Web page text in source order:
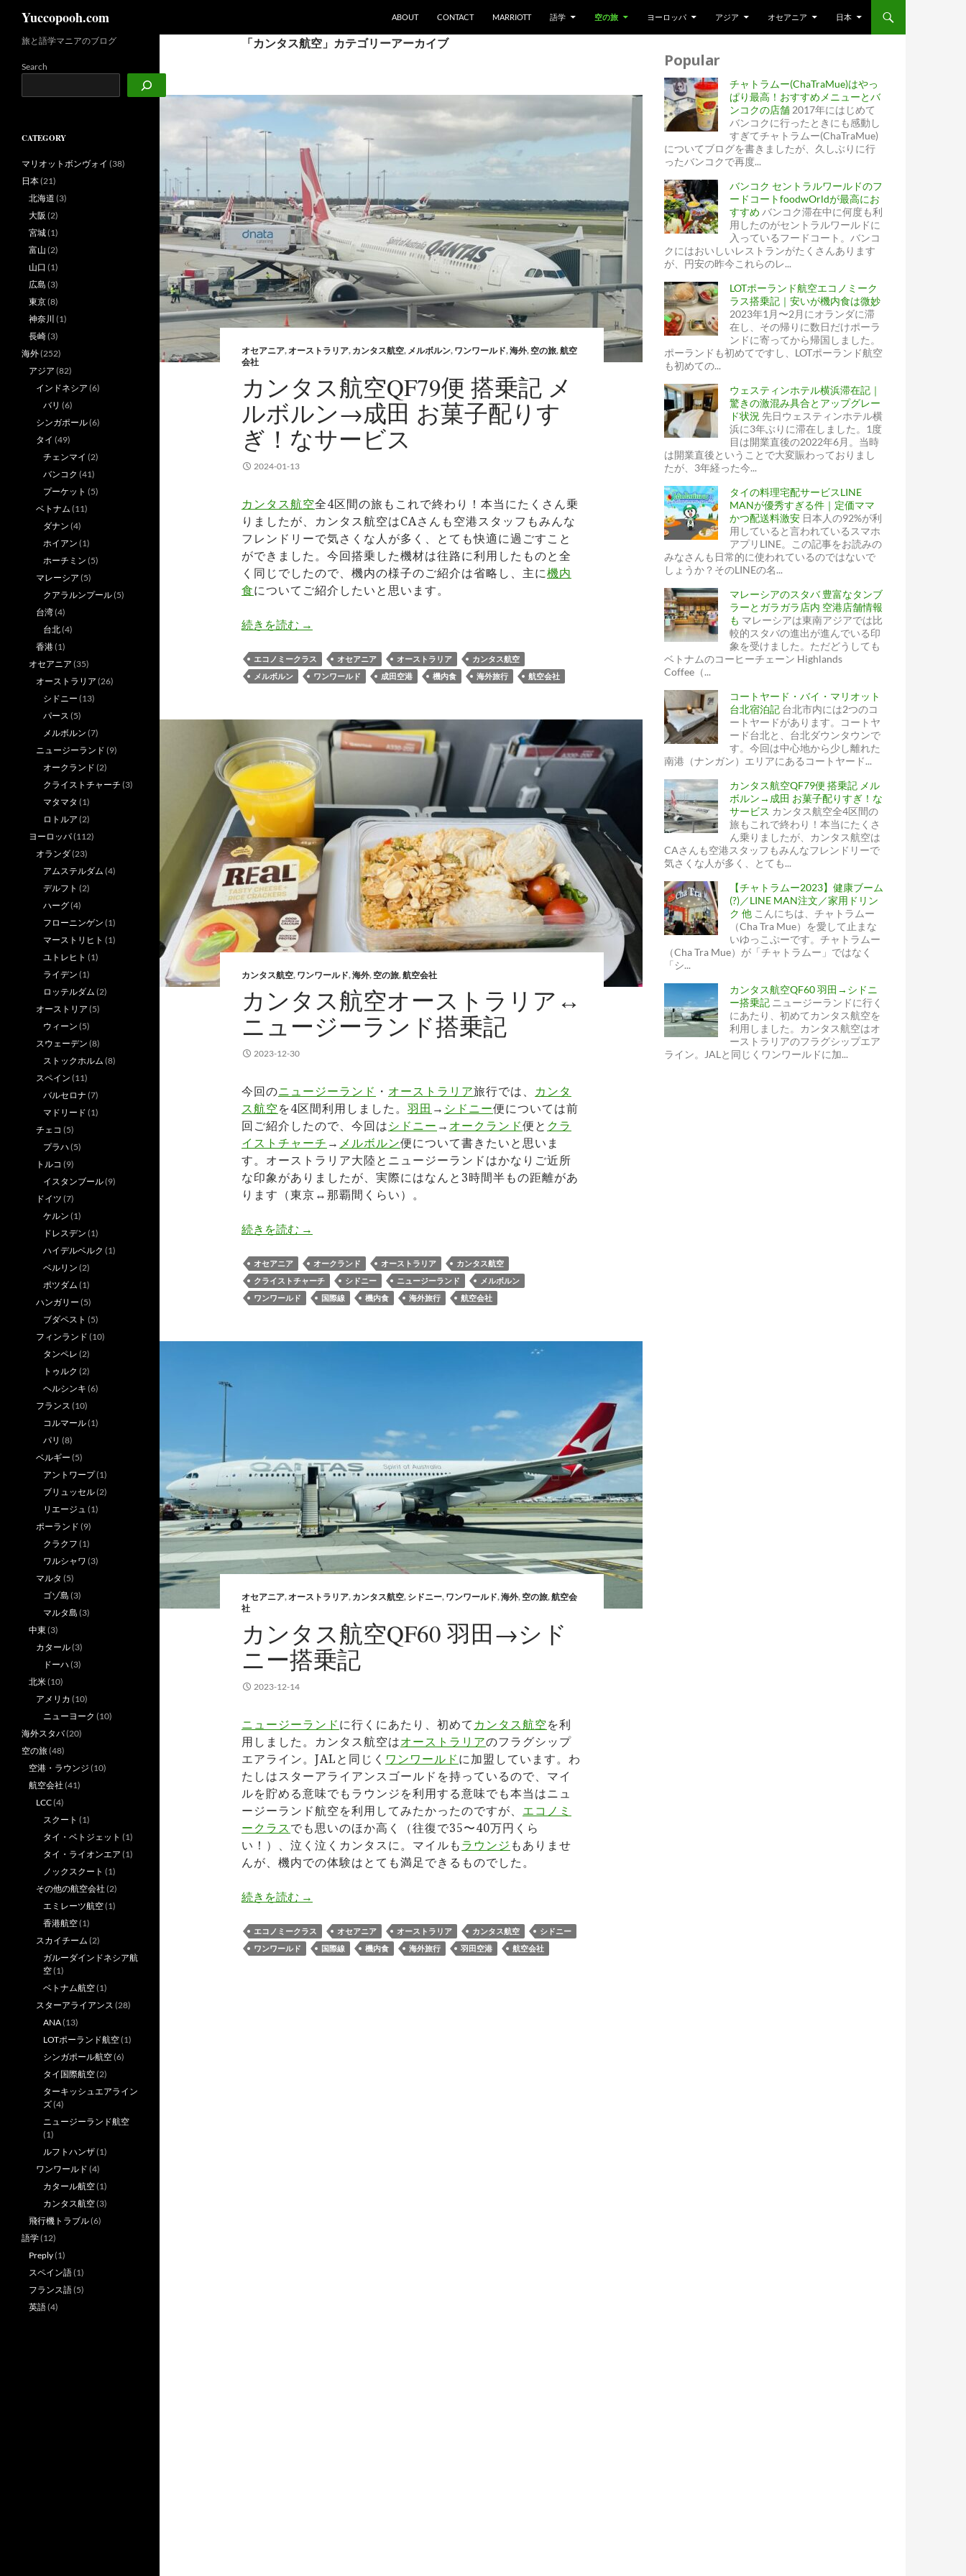
Yuccopooh.com ABOUT CONTACT MARRIOTT 語学 空の旅 ヨーロッパ アジア オセアニア 日本
「カンタス航空」カテゴリーアーカイブ
オセアニア,オーストラリア, カンタス航空, メルボルン, ワンワールド,海外, 空の旅,航空
会社
カンタス航空QF79便 搭乗記 メ
ルボルン→成田 お菓子配りす
ぎ！なサービス
2024-01-13
カンタス航空全4区間の旅もこれで終わり！本当にたくさん乗
りましたが、カンタス航空はCAさんも空港スタッフもみんな
フレンドリーで気さくな人が多く、とても快適に過ごすこと
ができました。今回搭乗した機材は往路に利用したものと全
く同じでしたので、機内の様子のご紹介は省略し、主に機内
食についてご紹介したいと思います。
続きを読む カンタス航空QF79便 搭乗記 メルボルン→成田 お菓子配りすぎ！なサービス
→
エコノミークラス オセアニア オーストラリア
カンタス航空
メルボルン
ワンワールド 成田空港 機内食 海外旅行 航空会社
カンタス航空, ワンワールド,海外, 空の旅,航空会社
カンタス航空オーストラリア↔︎
ニュージーランド搭乗記
2023-12-30
今回のニュージーランド ・ オーストラリア旅行では、 カンタ
ス航空を4区間利用しました。 羽田 → シドニー便については前
回ご紹介したので、今回はシドニー → オークランド便と クラ
イストチャーチ → メルボルン便について書きたいと思いま
す。オーストラリア大陸とニュージーランドはかなりご近所
な印象がありましたが、実際にはなんと3時間半もの距離があ
ります（東京↔︎那覇間くらい）。
続きを読む カンタス航空オーストラリア↔︎ニュージーランド搭乗記
→
オセアニア オークランド オーストラリア
カンタス航空
クライストチャーチ
シドニー ニュージーランド
メルボルン
ワンワールド
国際線 機内食 海外旅行 航空会社
オセアニア,オーストラリア, カンタス航空, シドニー, ワンワールド,海外, 空の旅,航空会
社
カンタス航空QF60 羽田→シド
ニー搭乗記
2023-12-14
ニュージーランドに行くにあたり、初めて カンタス航空を利
用しました。カンタス航空はオーストラリアのフラグシップ
エアライン。JALと同じく ワンワールドに加盟しています。わ
たしはスターアライアンスゴールドを持っているので、マイ
ルを貯める意味でもラウンジを利用する意味でも本当はニュ
ージーランド航空を利用してみたかったのですが、 エコノミ
ークラスでも思いのほか高く（往復で35〜40万円くら
い！）、泣く泣くカンタスに。マイルもラウンジ もありませ
んが、機内での体験はとても満足できるものでした。
続きを読む カンタス航空QF60 羽田→シドニー搭乗記
→
エコノミークラス オセアニア オーストラリア カンタス航空
シドニー
ワンワールド
国際線 機内食 海外旅行 羽田空港 航空会社
Popular
チャトラムー(ChaTraMue)はやっ
ぱり最高！おすすめメニューとバ
ンコクの店舗 2017年にはじめて
バンコクに行ったときにも感動し
すぎてチャトラムー(ChaTraMue)
についてブログを書きましたが、久しぶりに行
ったバンコクで再度...
バンコク セントラルワールドのフ
ードコートfoodwOrldが最高にお
すすめ バンコク滞在中に何度も利
用したのがセントラルワールドに
入っているフードコート。バンコ
クにはおいしいレストランがたくさんあります
が、円安の昨今これらのレ...
LOTポーランド航空エコノミーク
ラス搭乗記｜安いが機内食は微妙
2023年1月〜2月にオランダに滞
在し、その帰りに数日だけポーラ
ンドに寄ってから帰国しました。
ポーランドも初めてですし、LOTポーランド航空
も初めての...
ウェスティンホテル横浜滞在記｜
驚きの激混み具合とアップグレー
ド状況 先日ウェスティンホテル横
浜に3年ぶりに滞在しました。1度
目は開業直後の2022年6月。当時
は開業直後ということで大変賑わっておりまし
たが、3年経った今...
タイの料理宅配サービスLINE
MANが優秀すぎる件｜定価ママ
かつ配送料激安 日本人の92%が利
用していると言われているスマホ
アプリLINE。この記事をお読みの
みなさんも日常的に使われているのではないで
しょうか？そのLINEの名...
マレーシアのスタバ 豊富なタンブ
ラーとガラガラ店内 空港店舗情報
も マレーシアは東南アジアでは比
較的スタバの進出が進んでいる印
象を受けました。ただどうしても
ベトナムのコーヒーチェーン Highlands
Coffee（...
コートヤード・バイ・マリオット
台北宿泊記 台北市内には2つのコ
ートヤードがあります。コートヤ
ード台北と、台北ダウンタウンで
す。今回は中心地から少し離れた
南港（ナンガン）エリアにあるコートヤード...
カンタス航空QF79便 搭乗記 メル
ボルン→成田 お菓子配りすぎ！な
サービス カンタス航空全4区間の
旅もこれで終わり！本当にたくさ
ん乗りましたが、カンタス航空は
CAさんも空港スタッフもみんなフレンドリーで
気さくな人が多く、とても...
【チャトラムー2023】健康ブーム
(?)／LINE MAN注文／家用ドリン
ク 他 こんにちは、チャトラムー
（Cha Tra Mue）を愛して止まな
いゆっこぷーです。チャトラムー
（Cha Tra Mue）が「チャトラムー」ではなく
「シ...
カンタス航空QF60 羽田→シドニ
ー搭乗記 ニュージーランドに行く
にあたり、初めてカンタス航空を
利用しました。カンタス航空はオ
ーストラリアのフラグシップエア
ライン。JALと同じくワンワールドに加...
旅と語学マニアのブログ
Search
CATEGORY
マリオットボンヴォイ (38)
日本(21)
北海道 (3)
大阪 (2)
宮城(1)
富山 (2)
山口 (1)
広島 (3)
東京(8)
神奈川 (1)
長崎(3)
海外(252)
アジア (82)
インドネシア (6)
バリ (6)
シンガポール(6)
タイ (49)
チェンマイ (2)
バンコク (41)
プーケット (5)
ベトナム (11)
ダナン (4)
ホイアン (1)
ホーチミン (5)
マレーシア (5)
クアラルンプール(5)
台湾(4)
台北(4)
香港(1)
オセアニア (35)
オーストラリア (26)
シドニー (13)
パース (5)
メルボルン (7)
ニュージーランド (9)
オークランド (2)
クライストチャーチ (3)
マタマタ (1)
ロトルア (2)
ヨーロッパ(112)
オランダ(23)
アムステルダム (4)
デルフト (2)
ハーグ(4)
フローニンゲン (1)
マーストリヒト (1)
ユトレヒト (1)
ライデン (1)
ロッテルダム (2)
オーストリア (5)
ウィーン (5)
スウェーデン (8)
ストックホルム (8)
スペイン (11)
バルセロナ (7)
マドリード (1)
チェコ (5)
プラハ(5)
トルコ (9)
イスタンブール(9)
ドイツ (7)
ケルン (1)
ドレスデン (1)
ハイデルベルク (1)
ベルリン (2)
ポツダム (1)
ハンガリー (5)
ブダペスト (5)
フィンランド (10)
タンペレ (2)
トゥルク (2)
ヘルシンキ (6)
フランス (10)
コルマール(1)
パリ (8)
ベルギー (5)
アントワープ(1)
ブリュッセル(2)
リエージュ (1)
ポーランド (9)
クラクフ (1)
ワルシャワ (3)
マルタ (5)
ゴゾ島 (3)
マルタ島 (3)
中東 (3)
カタール(3)
ドーハ(3)
北米(10)
アメリカ (10)
ニューヨーク (10)
海外スタバ(20)
空の旅(48)
空港・ラウンジ (10)
航空会社 (41)
LCC(4)
スクート (1)
タイ・ベトジェット (1)
タイ・ライオンエア (1)
ノックスクート (1)
その他の航空会社 (2)
エミレーツ航空(1)
香港航空(1)
スカイチーム (2)
ガルーダインドネシア航
空(1)
ベトナム航空(1)
スターアライアンス (28)
ANA(13)
LOTポーランド航空(1)
シンガポール航空(6)
タイ国際航空(2)
ターキッシュエアライン
ズ(4)
ニュージーランド航空
(1)
ルフトハンザ(1)
ワンワールド (4)
カタール航空(1)
カンタス航空(3)
飛行機トラブル(6)
語学(12)
Preply(1)
スペイン語(1)
フランス語(5)
英語(4)